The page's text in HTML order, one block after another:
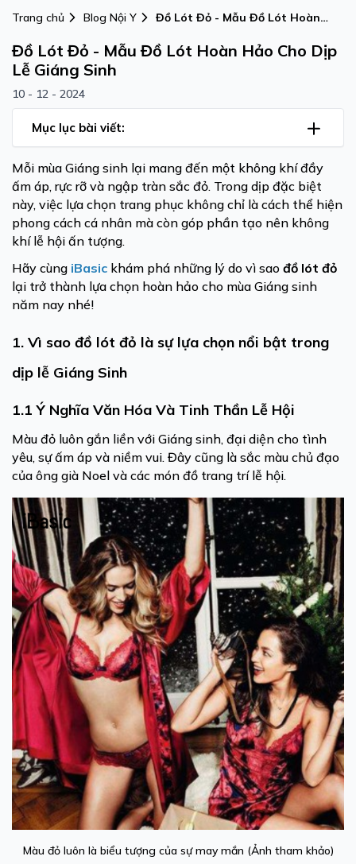
Trang chủ Blog Nội Y
Đồ Lót Đỏ - Mẫu Đồ Lót Hoàn
Đồ Lót Đỏ - Mẫu Đồ Lót Hoàn Hảo Cho Dịp
Lễ Giáng Sinh
10 - 12 - 2024
Mục lục bài viết:
Mỗi mùa Giáng sinh lại mang đến một không khí đầy
ấm áp, rực rỡ và ngập tràn sắc đỏ. Trong dịp đặc biệt
này, việc lựa chọn trang phục không chỉ là cách thể hiện
phong cách cá nhân mà còn góp phần tạo nên không
khí lễ hội ấn tượng.
Hãy cùng iBasic khám phá những lý do vì sao đồ lót đỏ
lại trở thành lựa chọn hoàn hảo cho mùa Giáng sinh
năm nay nhé!
1. Vì sao đồ lót đỏ là sự lựa chọn nổi bật trong
dịp lễ Giáng Sinh
1.1 Ý Nghĩa Văn Hóa Và Tinh Thần Lễ Hội
Màu đỏ luôn gắn liền với Giáng sinh, đại diện cho tình
yêu, sự ấm áp và niềm vui. Đây cũng là sắc màu chủ đạo
của ông già Noel và các món đồ trang trí lễ hội.
Màu đỏ luôn là biểu tượng của sự may mắn (Ảnh tham khảo)